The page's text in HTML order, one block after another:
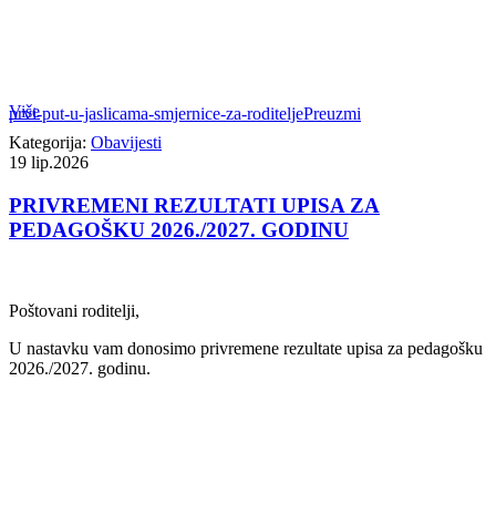
prvi-put-u-jaslicama-smjernice-za-roditeljePreuzmi
Više
Kategorija: Obavijesti
19 lip.2026
PRIVREMENI REZULTATI UPISA ZA
PEDAGOŠKU 2026./2027. GODINU
Poštovani roditelji,
U nastavku vam donosimo privremene rezultate upisa za pedagošku
2026./2027. godinu.